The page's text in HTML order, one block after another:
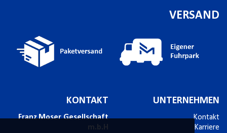
VERSAND
KONTAKT
Franz Moser Gesellschaft
m.b.H
UNTERNEHMEN
Kontakt
Karriere